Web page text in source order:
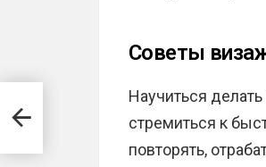
Советы
Научиться
стремиться к
повторять,